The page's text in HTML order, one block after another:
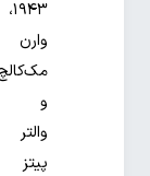
۱۹۴۳،
وارن
و
والتر
پیتز